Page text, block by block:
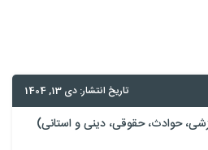
تاریخ انتشار: دی 13, 1404
حقوقی، دینی و استانی)